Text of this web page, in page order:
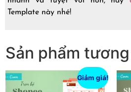
Template này nhé!
Sản phẩm
Giảm giá!